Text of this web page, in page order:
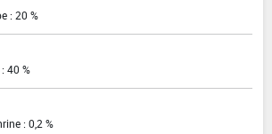
: 20 %
40 %
: 0,2 %